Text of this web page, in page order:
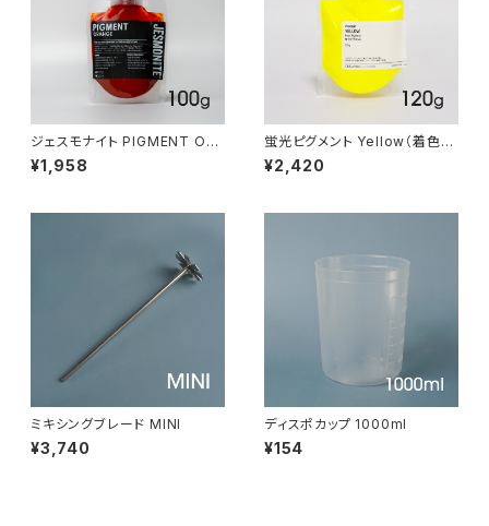
ジェスモナイト PIGMENT OR
ANGE 100g（着色剤:オレンジ
100g）
¥1,958
蛍光ピグメント Yellow（着色
剤） 120g
¥2,420
ミキシングブレード MINI
¥3,740
ディスポカップ 1000ml
¥154